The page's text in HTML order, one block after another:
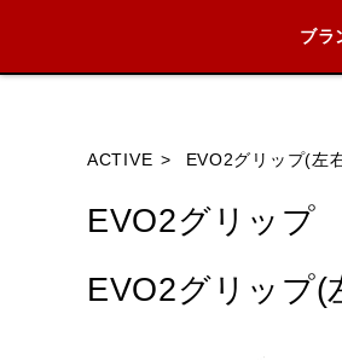
ブラ
ACTIVE EVO2グリップ(左
EVO2グリップ
EVO2グリップ(